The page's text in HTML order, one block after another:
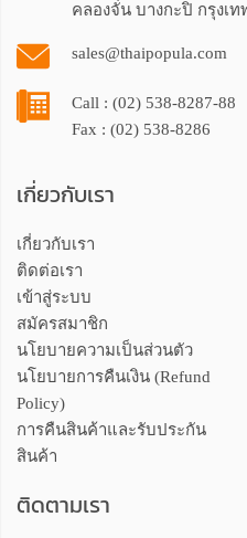
คลองจั่น บางกะปิ กรุงเท
sales@thaipopula.com
Call : (02) 538-8287-88
Fax : (02) 538-8286
เกี่ยวกับเรา
เกี่ยวกับเรา
ติดต่อเรา
เข้าสู่ระบบ
สมัครสมาชิก
นโยบายความเป็นส่วนตัว
นโยบายการคืนเงิน (Refund
Policy)
การคืนสินค้าและรับประกัน
สินค้า
ติดตามเรา